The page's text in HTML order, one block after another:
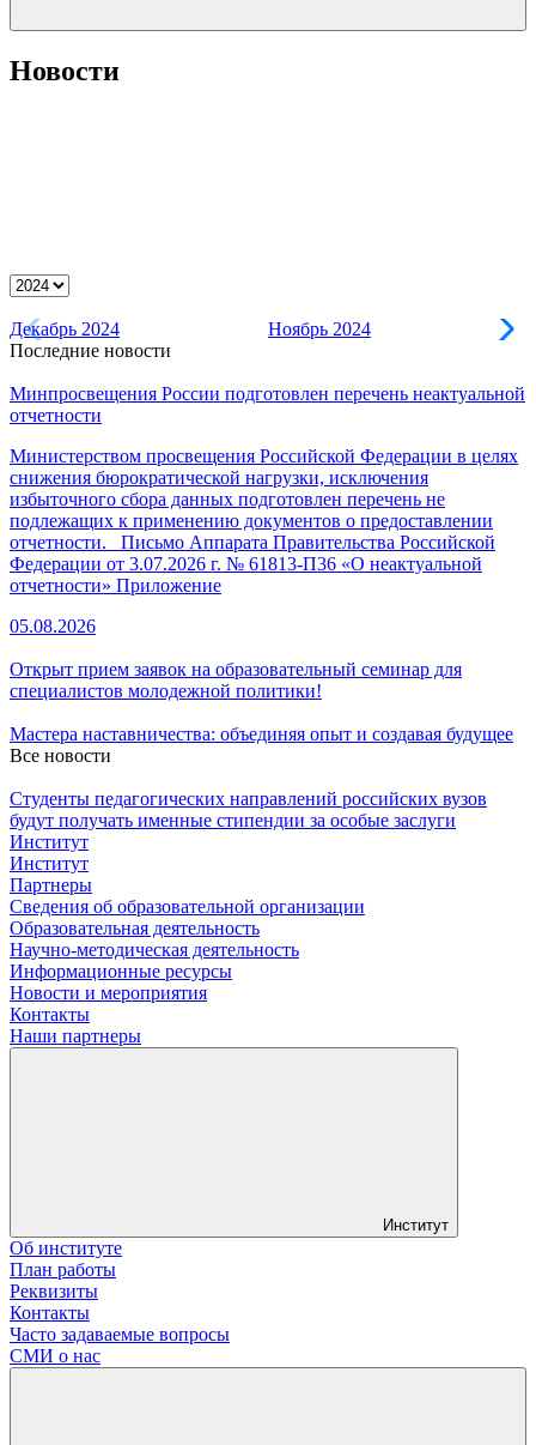
Новости
Декабрь 2024 Ноябрь 2024
Последние новости
Минпросвещения России подготовлен перечень неактуальной
отчетности
Министерством просвещения Российской Федерации в целях
снижения бюрократической нагрузки, исключения
избыточного сбора данных подготовлен перечень не
подлежащих к применению документов о предоставлении
отчетности. Письмо Аппарата Правительства Российской
Федерации от 3.07.2026 г. № 61813-П36 «О неактуальной
отчетности» Приложение
05.08.2026
Открыт прием заявок на образовательный семинар для
специалистов молодежной политики!
Мастера наставничества: объединяя опыт и создавая будущее
Все новости
Студенты педагогических направлений российских вузов
будут получать именные стипендии за особые заслуги
Институт
Институт
Партнеры
Сведения об образовательной организации
Образовательная деятельность
Научно-методическая деятельность
Информационные ресурсы
Новости и мероприятия
Контакты
Наши партнеры
Институт
Об институте
План работы
Реквизиты
Контакты
Часто задаваемые вопросы
СМИ о нас